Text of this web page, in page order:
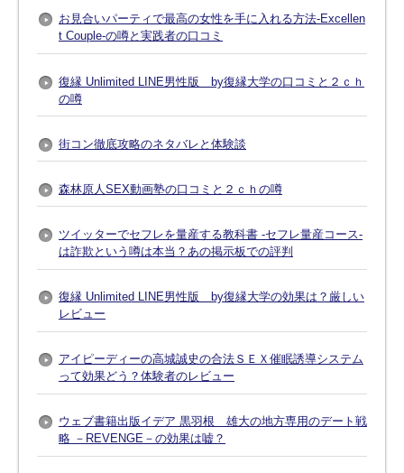
お見合いパーティで最高の女性を手に入れる方法-Excellen
t Couple-の噂と実践者の口コミ
復縁 Unlimited LINE男性版 by復縁大学の口コミと２ｃｈ
の噂
街コン徹底攻略のネタバレと体験談
森林原人SEX動画塾の口コミと２ｃｈの噂
ツイッターでセフレを量産する教科書 -セフレ量産コース-
は詐欺という噂は本当？あの掲示板での評判
復縁 Unlimited LINE男性版 by復縁大学の効果は？厳しい
レビュー
アイピーディーの高城誠史の合法ＳＥＸ催眠誘導システム
って効果どう？体験者のレビュー
ウェブ書籍出版イデア 黒羽根 雄大の地方専用のデート戦
略 －REVENGE－の効果は嘘？